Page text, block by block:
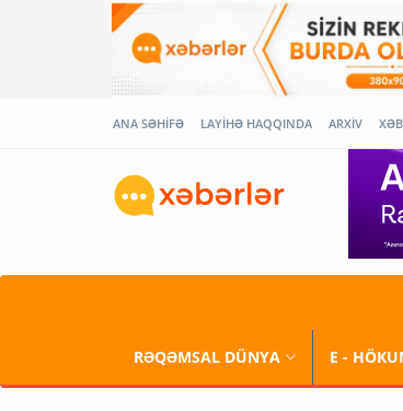
ANA SƏHİFƏ LAYİHƏ HAQQINDA ARXİV
RƏQƏMSAL DÜNYA E -